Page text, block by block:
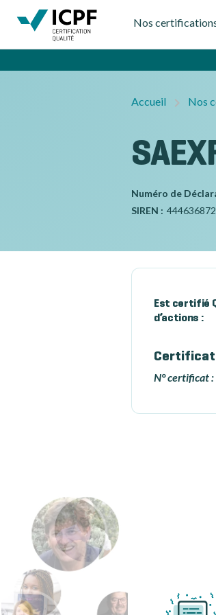
Nos
Accueil Nos
Numéro de
SIREN : 444636872
Est certifié
d’actions :
Certificat
N° certificat :